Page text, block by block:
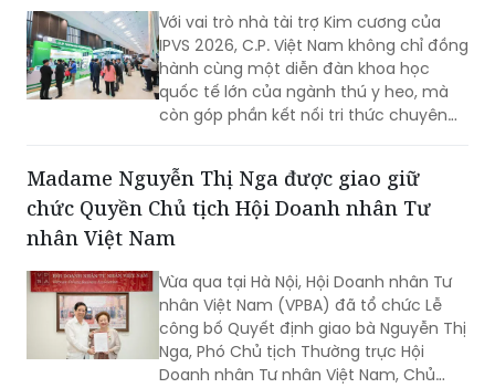
Với vai trò nhà tài trợ Kim cương của
IPVS 2026, C.P. Việt Nam không chỉ đồng
hành cùng một diễn đàn khoa học
quốc tế lớn của ngành thú y heo, mà
còn góp phần kết nối tri thức chuyên
hàng triển lãm và các nghiên cứu được
giới thiệu tại hội nghị, doanh nghiệp tiếp
tục khẳng định định hướng phát triển
học, phòng bệnh chủ động và bền
vững.
Madame Nguyễn Thị Nga được giao giữ
chức Quyền Chủ tịch Hội Doanh nhân Tư
nhân Việt Nam
Vừa qua tại Hà Nội, Hội Doanh nhân Tư
nhân Việt Nam (VPBA) đã tổ chức Lễ
công bố Quyết định giao bà Nguyễn Thị
Nga, Phó Chủ tịch Thường trực Hội
Doanh nhân Tư nhân Việt Nam, Chủ